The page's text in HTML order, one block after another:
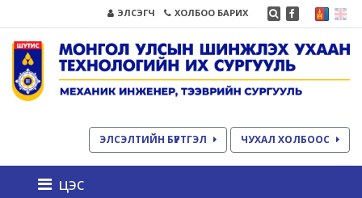
ЭЛСЭГЧ ХОЛБОО БАРИХ
ЭЛСЭЛТИЙН БҮРТГЭЛ ЧУХАЛ ХОЛБООС
цэс